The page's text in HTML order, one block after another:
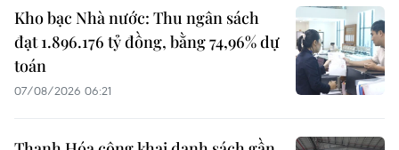
Kho bạc Nhà nước: Thu ngân sách
đạt 1.896.176 tỷ đồng, bằng 74,96% dự
toán
07/08/2026 06:21